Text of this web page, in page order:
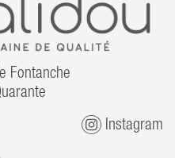
Fontanche
Instagram